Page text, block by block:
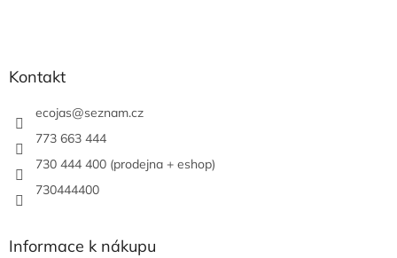
Kontakt
ecojas@seznam.cz
773 663 444
730 444 400 (prodejna + eshop)
730444400
Informace k nákupu